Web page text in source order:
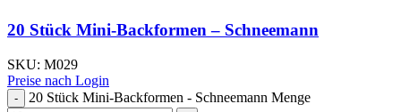
20 Stück Mini-Backformen – Schneemann
SKU: M029
Preise nach Login
20 Stück Mini-Backformen - Schneemann Menge